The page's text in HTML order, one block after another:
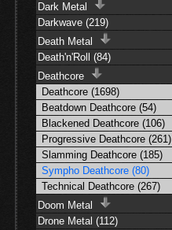
Dark Metal
Darkwave (219)
Death Metal
Death'n'Roll (84)
Deathcore
Deathcore (1698)
Beatdown Deathcore (54)
Blackened Deathcore (106)
Progressive Deathcore (261)
Slamming Deathcore (185)
Sympho Deathcore (80)
Technical Deathcore (267)
Doom Metal
Drone Metal (112)